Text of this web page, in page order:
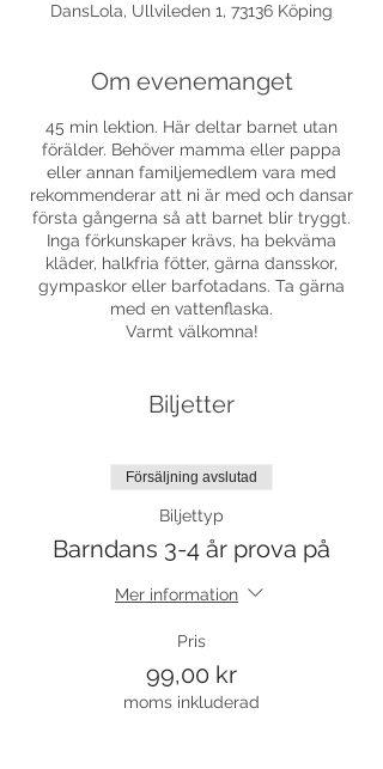
DansLola, Ullvileden 1, 73136 Köping
Om evenemanget
45 min lektion. Här deltar barnet utan
förälder. Behöver mamma eller pappa
eller annan familjemedlem vara med
rekommenderar att ni är med och dansar
första gångerna så att barnet blir tryggt.
Inga förkunskaper krävs, ha bekväma
kläder, halkfria fötter, gärna dansskor,
gympaskor eller barfotadans. Ta gärna
med en vattenflaska.
Varmt välkomna!
Biljetter
Försäljning avslutad
Biljettyp
Barndans 3-4 år prova på
Mer information
Pris
99,00 kr
moms inkluderad